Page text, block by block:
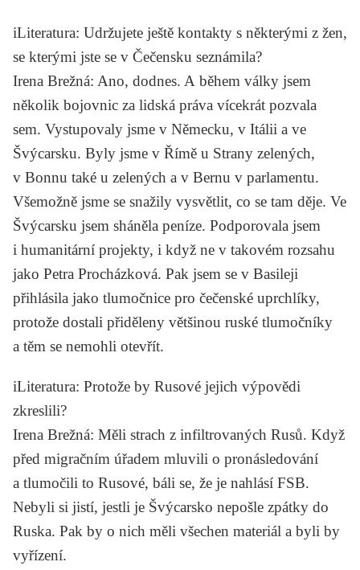
iLiteratura: Udržujete ještě kontakty s některými z žen,
se kterými jste se v Čečensku seznámila?
Irena Brežná: Ano, dodnes. A během války jsem
několik bojovnic za lidská práva vícekrát pozvala
sem. Vystupovaly jsme v Německu, v Itálii a ve
Švýcarsku. Byly jsme v Římě u Strany zelených,
v Bonnu také u zelených a v Bernu v parlamentu.
Všemožně jsme se snažily vysvětlit, co se tam děje. Ve
Švýcarsku jsem sháněla peníze. Podporovala jsem
i humanitární projekty, i když ne v takovém rozsahu
jako Petra Procházková. Pak jsem se v Basileji
přihlásila jako tlumočnice pro čečenské uprchlíky,
protože dostali přiděleny většinou ruské tlumočníky
a těm se nemohli otevřít.
iLiteratura: Protože by Rusové jejich výpovědi
zkreslili?
Irena Brežná: Měli strach z infiltrovaných Rusů. Když
před migračním úřadem mluvili o pronásledování
a tlumočili to Rusové, báli se, že je nahlásí FSB.
Nebyli si jistí, jestli je Švýcarsko nepošle zpátky do
Ruska. Pak by o nich měli všechen materiál a byli by
vyřízení.